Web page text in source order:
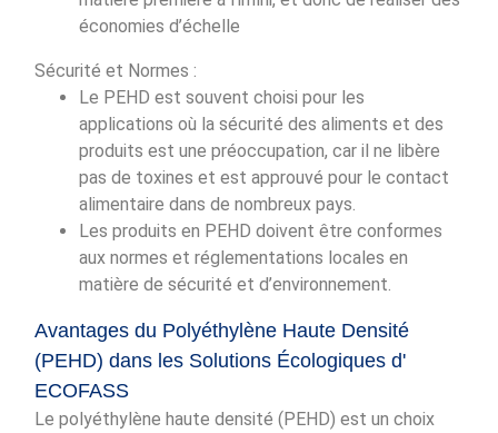
économies d’échelle
Sécurité et Normes :
Le PEHD est souvent choisi pour les
applications où la sécurité des aliments et des
produits est une préoccupation, car il ne libère
pas de toxines et est approuvé pour le contact
alimentaire dans de nombreux pays.
Les produits en PEHD doivent être conformes
aux normes et réglementations locales en
matière de sécurité et d’environnement.
Avantages du Polyéthylène Haute Densité
(PEHD) dans les Solutions Écologiques d'
ECOFASS
Le polyéthylène haute densité (PEHD) est un choix